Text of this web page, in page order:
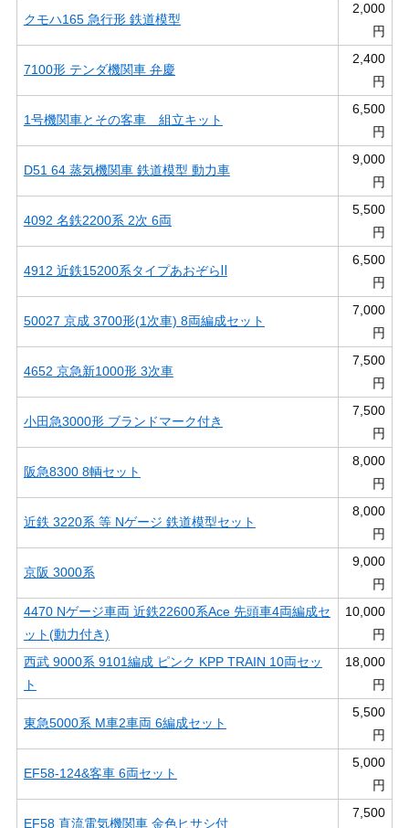
クモハ165 急行形 鉄道模型
2,000
円
7100形 テンダ機関車 弁慶
2,400
円
1号機関車とその客車 組立キット
6,500
円
D51 64 蒸気機関車 鉄道模型 動力車
9,000
円
4092 名鉄2200系 2次 6両
5,500
円
4912 近鉄15200系タイプあおぞらⅡ
6,500
円
50027 京成 3700形(1次車) 8両編成セット
7,000
円
4652 京急新1000形 3次車
7,500
円
小田急3000形 ブランドマーク付き
7,500
円
阪急8300 8輌セット
8,000
円
近鉄 3220系 等 Nゲージ 鉄道模型セット
8,000
円
京阪 3000系
9,000
円
4470 Nゲージ車両 近鉄22600系Ace 先頭車4両編成セ
ット(動力付き)
10,000
円
西武 9000系 9101編成 ピンク KPP TRAIN 10両セッ
ト
18,000
円
東急5000系 M車2車両 6編成セット
5,500
円
EF58-124&客車 6両セット
5,000
円
EF58 直流電気機関車 金色ヒサシ付
7,500